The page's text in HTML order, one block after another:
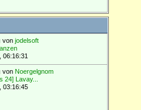
vonjodelsoft
06:16:31
von Noergelgnom
24] Lavay...
03:16:45